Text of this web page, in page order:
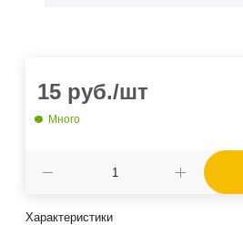
15 руб./шт
Много
Характеристики